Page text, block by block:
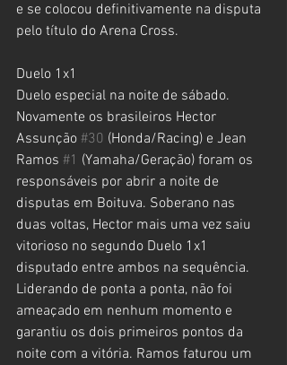
e se colocou definitivamente na disputa
pelo título do Arena Cross.
Duelo 1x1
Duelo especial na noite de sábado.
Novamente os brasileiros Hector
Assunção #30 (Honda/Racing) e Jean
Ramos #1 (Yamaha/Geração) foram os
responsáveis por abrir a noite de
disputas em Boituva. Soberano nas
duas voltas, Hector mais uma vez saiu
vitorioso no segundo Duelo 1x1
disputado entre ambos na sequência.
Liderando de ponta a ponta, não foi
ameaçado em nenhum momento e
garantiu os dois primeiros pontos da
noite com a vitória. Ramos faturou um